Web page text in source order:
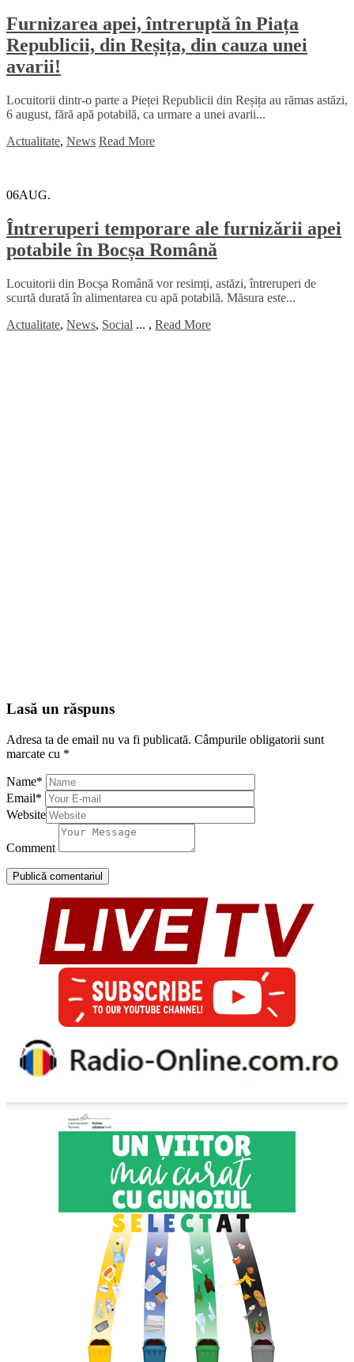
Furnizarea apei, întreruptă în Piața
Republicii, din Reșița, din cauza unei
avarii!
Locuitorii dintr-o parte a Pieței Republicii din Reșița au rămas astăzi,
6 august, fără apă potabilă, ca urmare a unei avarii...
Actualitate, News Read More
06AUG.
Întreruperi temporare ale furnizării apei
potabile în Bocșa Română
Locuitorii din Bocșa Română vor resimți, astăzi, întreruperi de
scurtă durată în alimentarea cu apă potabilă. Măsura este...
Actualitate, News, Social ... , Read More
Lasă un răspuns
Adresa ta de email nu va fi publicată. Câmpurile obligatorii sunt
marcate cu *
Name*
Email*
Website
Comment